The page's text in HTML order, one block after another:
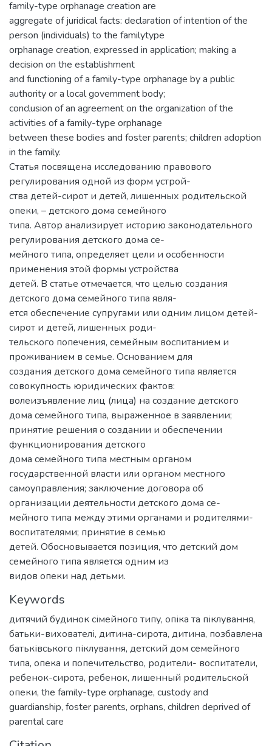
family-type orphanage creation are
aggregate of juridical facts: declaration of intention of the
person (individuals) to the familytype
orphanage creation, expressed in application; making a
decision on the establishment
and functioning of a family-type orphanage by a public
authority or a local government body;
conclusion of an agreement on the organization of the
activities of a family-type orphanage
between these bodies and foster parents; children adoption
in the family.
Статья посвящена исследованию правового
регулирования одной из форм устрой-
ства детей-сирот и детей, лишенных родительской
опеки, – детского дома семейного
типа. Автор анализирует историю законодательного
регулирования детского дома се-
мейного типа, определяет цели и особенности
применения этой формы устройства
детей. В статье отмечается, что целью создания
детского дома семейного типа явля-
ется обеспечение супругами или одним лицом детей-
сирот и детей, лишенных роди-
тельского попечения, семейным воспитанием и
проживанием в семье. Основанием для
создания детского дома семейного типа является
совокупность юридических фактов:
волеизъявление лиц (лица) на создание детского
дома семейного типа, выраженное в заявлении;
принятие решения о создании и обеспечении
функционирования детского
дома семейного типа местным органом
государственной власти или органом местного
самоуправления; заключение договора об
организации деятельности детского дома се-
мейного типа между этими органами и родителями-
воспитателями; принятие в семью
детей. Обосновывается позиция, что детский дом
семейного типа является одним из
видов опеки над детьми.
Keywords
дитячий будинок сімейного типу, опіка та піклування,
батьки-вихователі, дитина-сирота, дитина, позбавлена
батьківського піклування, детский дом семейного
типа, опека и попечительство, родители- воспитатели,
ребенок-сирота, ребенок, лишенный родительской
опеки, the family-type orphanage, custody and
guardianship, foster parents, orphans, children deprived of
parental care